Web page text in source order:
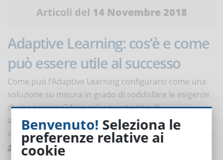
Articoli del 14 Novembre 2018
Adaptive Learning: cos’è e come
può essere utile al successo
Come può l’Adaptive Learning configurarsi come una
soluzione su misura in grado di soddisfare le esigenze
di una persona? Non solo: questo tipo di
apprendimento consente anche di raggiungere il
successo della formazione aziendale. Scopriamo come.
Mastroleo Formazione
Benvenuto! Seleziona le
preferenze relative ai
cookie